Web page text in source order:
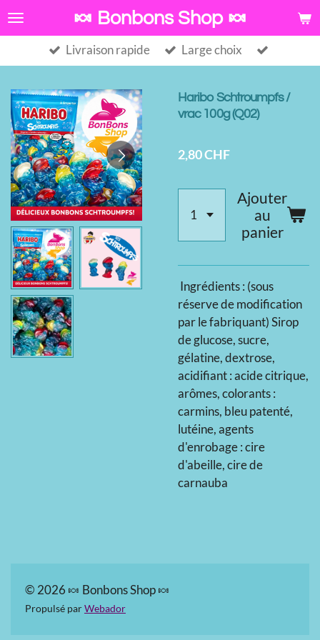
Passer
au
contenu
principal
🍬 Bonbons Shop 🍬
Livraison rapide Large choix
Haribo Schtroumpfs /
vrac 100g (Q02)
2,80 CHF
Ajouter
au
panier
Ingrédients : (sous
réserve de modification
par le fabriquant) Sirop
de glucose, sucre,
gélatine, dextrose,
acidifiant : acide citrique,
arômes, colorants :
carmins, bleu patenté,
lutéine, agents
d'enrobage : cire
d'abeille, cire de
carnauba
© 2026 🍬 Bonbons Shop 🍬
Propulsé parWebador